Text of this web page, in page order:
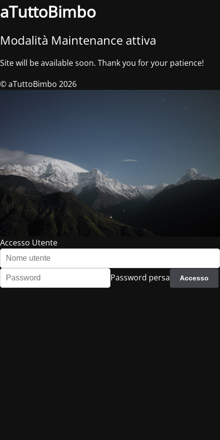
aTuttoBimbo
Modalità Maintenance attiva
Site will be available soon. Thank you for your patience!
© aTuttoBimbo 2026
Accesso Utente
Password persa